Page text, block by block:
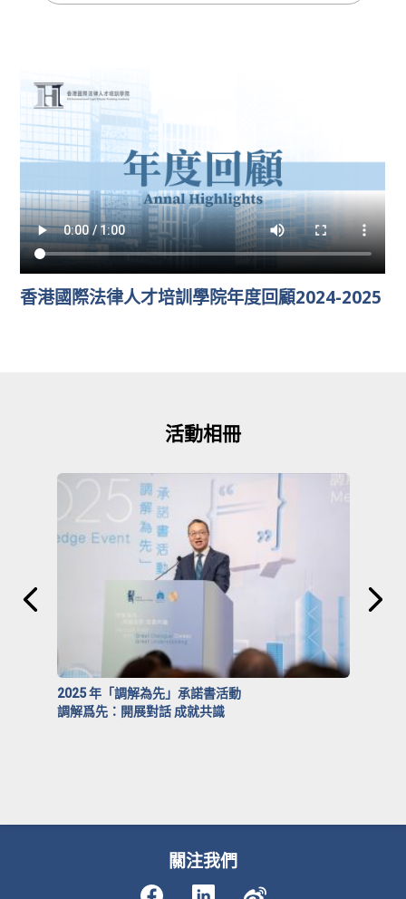
香港國際法律人才培訓學院年度回顧2024-2025
活動相冊
2025 年「調解為先」承諾書活動
調解爲先：開展對話 成就共識
關注我們